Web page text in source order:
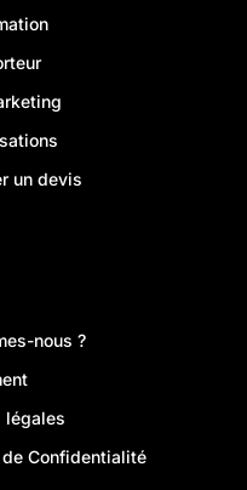
un devis
nous ?
légales
Confidentialité